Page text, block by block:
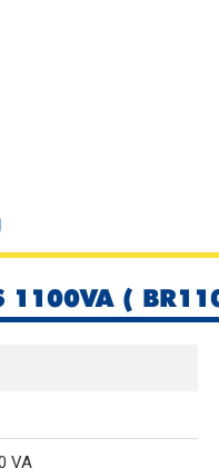
1100VA (
VA